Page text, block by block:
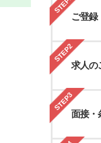
ご登録
STEP2
求人の
STEP3
面接・